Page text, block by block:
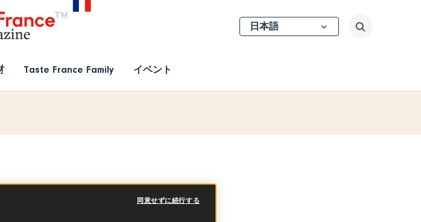
Taste France Family イベント
Select
your
検索
ンの味わい方
同意せずに続行する